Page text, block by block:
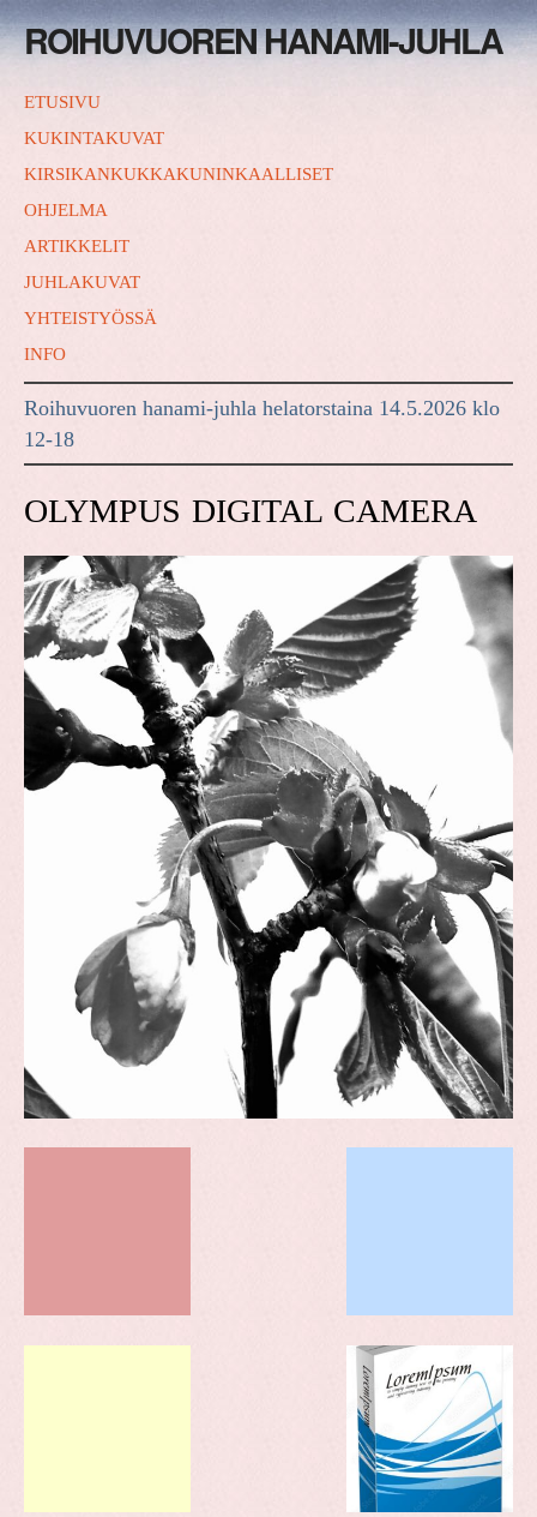
ROIHUVUOREN HANAMI-JUHLA
ETUSIVU
KUKINTAKUVAT
KIRSIKANKUKKAKUNINKAALLISET
OHJELMA
ARTIKKELIT
JUHLAKUVAT
YHTEISTYÖSSÄ
INFO
Roihuvuoren hanami-juhla helatorstaina 14.5.2026 klo
12-18
OLYMPUS DIGITAL CAMERA